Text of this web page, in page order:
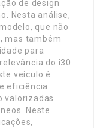
de design
Nesta análise,
que não
mas também
para
do i30
veículo é
eficiência
valorizadas
Neste